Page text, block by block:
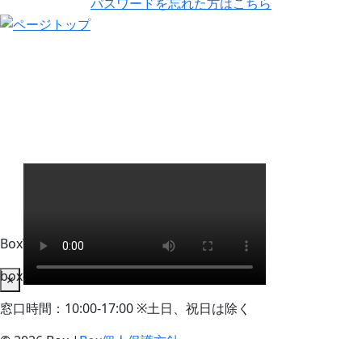
パスワードを忘れた方はこちら
BoxWorks Tokyo + Osaka 来場者事務局
box-info_registration@event-admin.jp
窓口時間：10:00-17:00 ※土日、祝日は除く
×